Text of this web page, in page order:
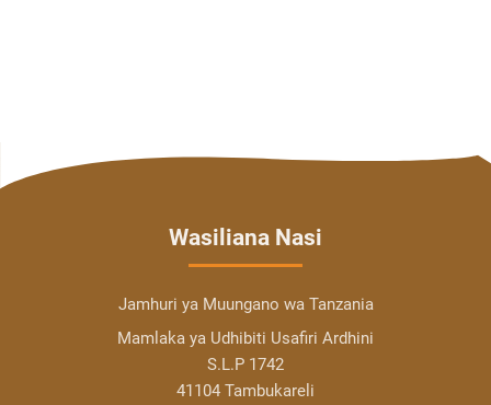
Wasiliana Nasi
Jamhuri ya Muungano wa Tanzania
Mamlaka ya Udhibiti Usafiri Ardhini
S.L.P 1742
41104 Tambukareli